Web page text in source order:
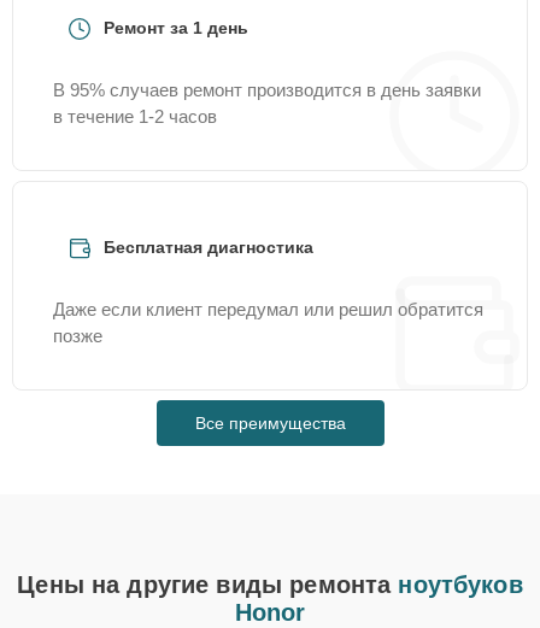
Ремонт за 1 день
В 95% случаев ремонт производится в день заявки
в течение 1-2 часов
Бесплатная диагностика
Даже если клиент передумал или решил обратится
позже
Все преимущества
Цены на другие виды ремонта ноутбуков
Honor